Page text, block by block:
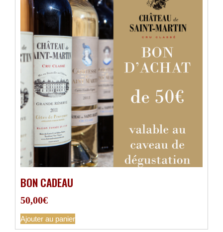
BON CADEAU
50,00€
Ajouter au panier